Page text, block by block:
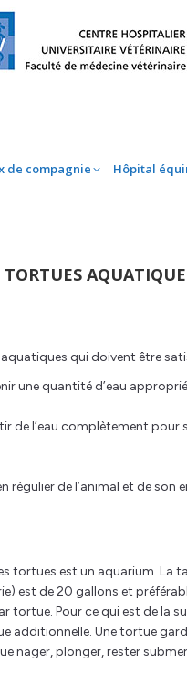
de compagnie Hôpital
qui doivent être
une quantité d’eau
de l’eau complètement pour
régulier de l’animal et de son
tortues est un aquarium. La
est de 20 gallons et
tortue. Pour ce qui est de la
Une tortue
nager, plonger, rester
animaux de compagnie